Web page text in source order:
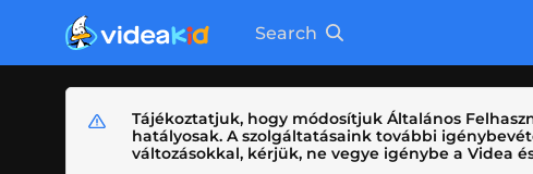
Search
Tájékoztatjuk, hogy módosítjuk Általános
hatályosak. A szolgáltatásaink további
változásokkal, kérjük, ne vegye igénybe a Videa